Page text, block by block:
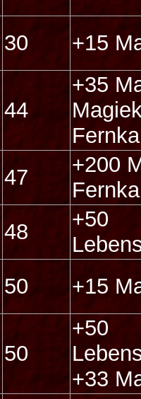
30 +15
44
+35
47
+200
48
+50
50 +15
50
+50
+33